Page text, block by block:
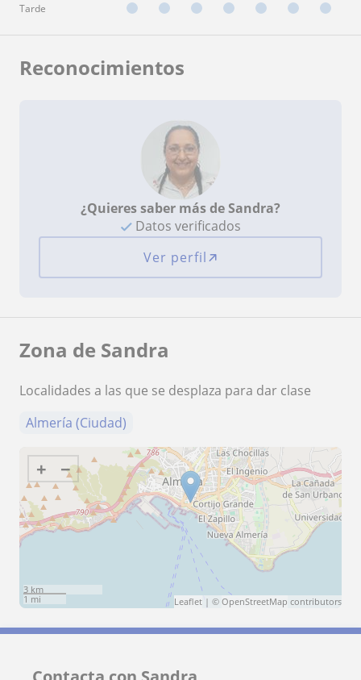
Tarde
Reconocimientos
¿Quieres saber más de Sandra?
Datos verificados
Ver perfil
Zona de Sandra
Localidades a las que se desplaza para dar clase
Almería (Ciudad)
+ −
3 km
1 mi
Leaflet | © OpenStreetMap contributors